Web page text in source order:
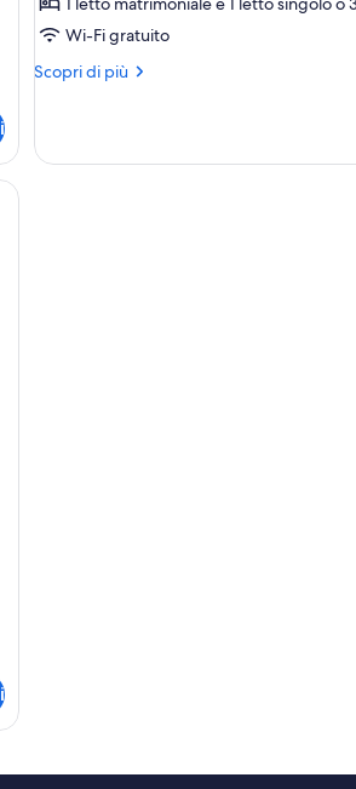
Wi-Fi gratuito
Scopri di più
Altri
Classic